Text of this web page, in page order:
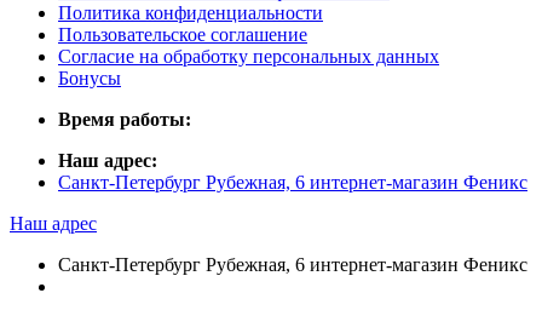
Политика конфиденциальности
Пользовательское соглашение
Согласие на обработку персональных данных
Бонусы
Время работы:
Наш адрес:
Санкт-Петербург Рубежная, 6 интернет-магазин Феникс
Наш адрес
Санкт-Петербург Рубежная, 6 интернет-магазин Феникс